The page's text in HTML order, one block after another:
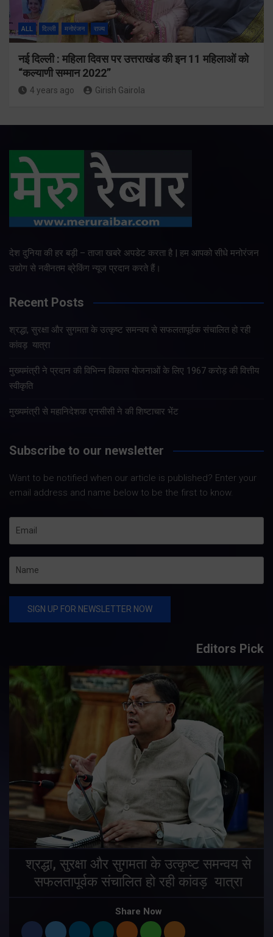
ALL दिल्ली मनोरंजन राज्य
नई दिल्ली : महिला दिवस पर उत्तराखंड की इन 11 महिलाओं को
“कल्याणी सम्मान 2022”
4 years ago Girish Gairola
देश दुनिया की हर बड़ी – ताजा खबरे अपडेट करता है | हम आपको सीधे मनोरंजन
उद्योग से नवीनतम ब्रेकिंग न्यूज प्रदान करते हैं।
Recent Posts
श्रद्धा, सुरक्षा और सुगमता के उत्कृष्ट समन्वय से सफलतापूर्वक संचालित हो रही
कांवड़ यात्रा
मुख्यमंत्री ने प्रदान की विभिन्न विकास योजनाओं के लिए 1967 करोड़ की वित्तीय
स्वीकृति
मुख्यमंत्री से महानिदेशक एनसीसी ने की शिष्टाचार भेंट
Subscribe to our newsletter
Want to be notified when our article is published? Enter your
email address and name below to be the first to know.
Editors Pick
मुख्यमंत्री ने प्रदान की विभिन्न विकास योजनाओं
के लिए 1967 करोड़ की वित्तीय स्वीकृति
Share Now